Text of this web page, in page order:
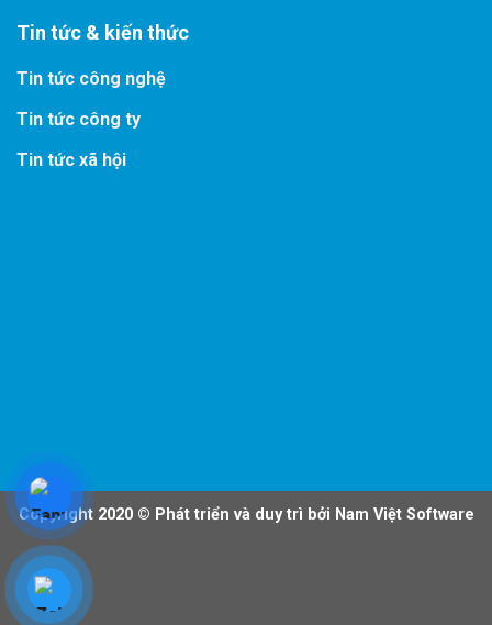
Tin tức & kiến thức
Tin tức công nghệ
Tin tức công ty
Tin tức xã hội
Copyright 2020 © Phát triển và duy trì bởi Nam Việt Software